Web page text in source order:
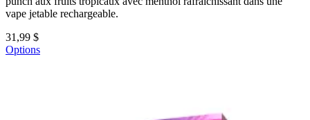
vape jetable rechargeable.
31,99 $
Options